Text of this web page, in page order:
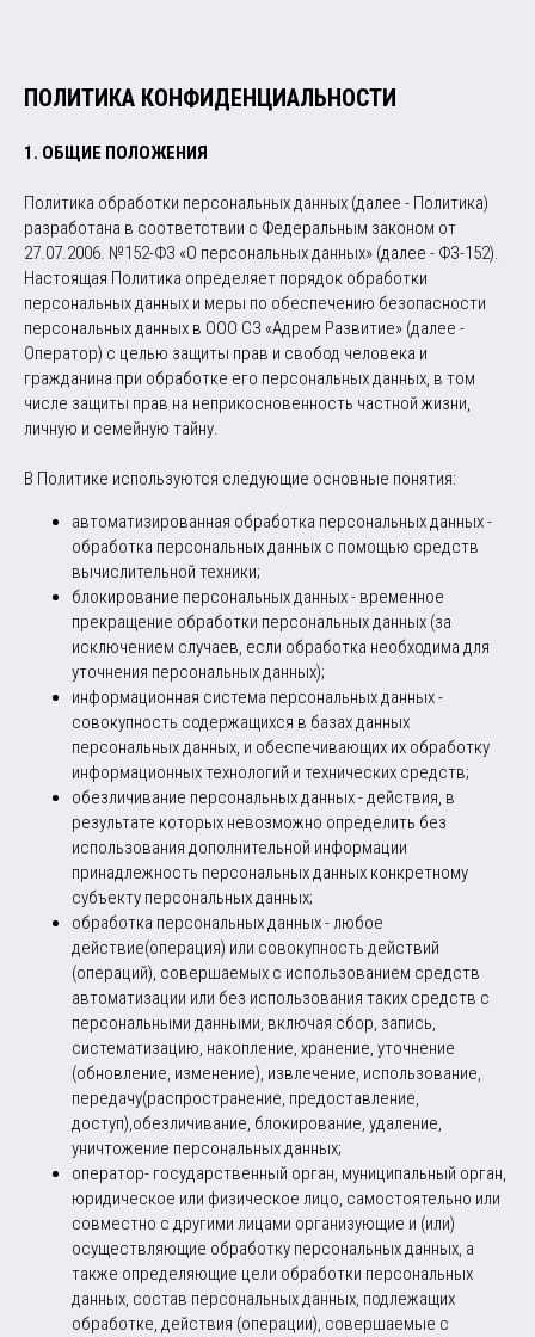
ПОЛИТИКА КОНФИДЕНЦИАЛЬНОСТИ
1. ОБЩИЕ ПОЛОЖЕНИЯ
Политика обработки персональных данных (далее - Политика)
разработана в соответствии с Федеральным законом от
27.07.2006. №152-ФЗ «О персональных данных» (далее - ФЗ-152).
Настоящая Политика определяет порядок обработки
персональных данных и меры по обеспечению безопасности
персональных данных в ООО СЗ «Адрем Развитие» (далее -
Оператор) с целью защиты прав и свобод человека и
гражданина при обработке его персональных данных, в том
числе защиты прав на неприкосновенность частной жизни,
личную и семейную тайну.
В Политике используются следующие основные понятия:
автоматизированная обработка персональных данных -
обработка персональных данных с помощью средств
вычислительной техники;
блокирование персональных данных - временное
прекращение обработки персональных данных (за
исключением случаев, если обработка необходима для
уточнения персональных данных);
информационная система персональных данных -
совокупность содержащихся в базах данных
персональных данных, и обеспечивающих их обработку
информационных технологий и технических средств;
обезличивание персональных данных - действия, в
результате которых невозможно определить без
использования дополнительной информации
принадлежность персональных данных конкретному
субъекту персональных данных;
обработка персональных данных - любое
действие(операция) или совокупность действий
(операций), совершаемых с использованием средств
автоматизации или без использования таких средств с
персональными данными, включая сбор, запись,
систематизацию, накопление, хранение, уточнение
(обновление, изменение), извлечение, использование,
передачу(распространение, предоставление,
доступ),обезличивание, блокирование, удаление,
уничтожение персональных данных;
оператор- государственный орган, муниципальный орган,
юридическое или физическое лицо, самостоятельно или
совместно с другими лицами организующие и (или)
осуществляющие обработку персональных данных, а
также определяющие цели обработки персональных
данных, состав персональных данных, подлежащих
обработке, действия (операции), совершаемые с